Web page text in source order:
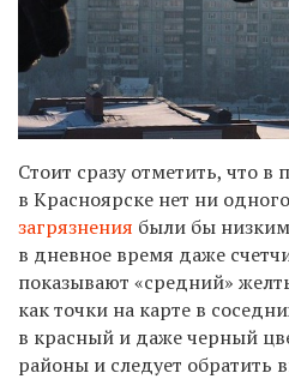
Стоит сразу отметить, что в
в Красноярске нет ни
загрязнения были бы
в дневное время даже
показывают «средний»
как точки на карте в
в красный и даже черный
районы и следует обратить